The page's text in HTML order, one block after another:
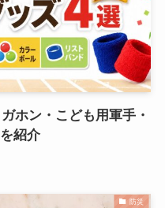
ホン・こども用軍手・
紹介
防災